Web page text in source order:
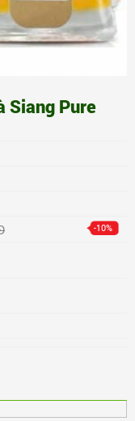
Siang Pure
-10%